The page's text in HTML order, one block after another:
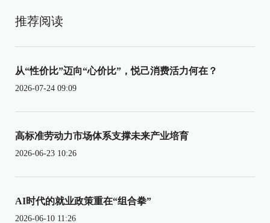
推荐阅读
从“性价比”迈向“心价比”，悦己消费活力何在？
2026-07-24 09:09
高标准劳动力市场体系支撑未来产业培育
2026-06-23 10:26
AI时代的就业政策重在“组合拳”
2026-06-10 11:26